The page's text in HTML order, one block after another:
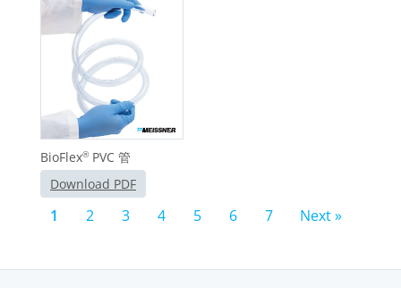
BioFlex® PVC 管
Download PDF
1 2 3 4 5 6 7 Next »